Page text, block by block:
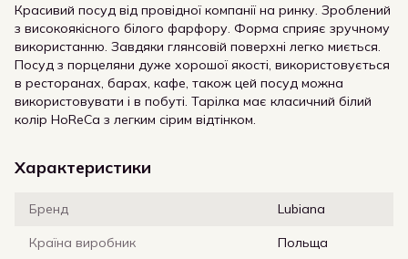
Красивий посуд від провідної компанії на ринку. Зроблений
з високоякісного білого фарфору. Форма сприяє зручному
використанню. Завдяки глянсовій поверхні легко миється.
Посуд з порцеляни дуже хорошої якості, використовується
в ресторанах, барах, кафе, також цей посуд можна
використовувати і в побуті. Тарілка має класичний білий
колір HoReCa з легким сірим відтінком.
Характеристики
Бренд Lubiana
Країна виробник Польща